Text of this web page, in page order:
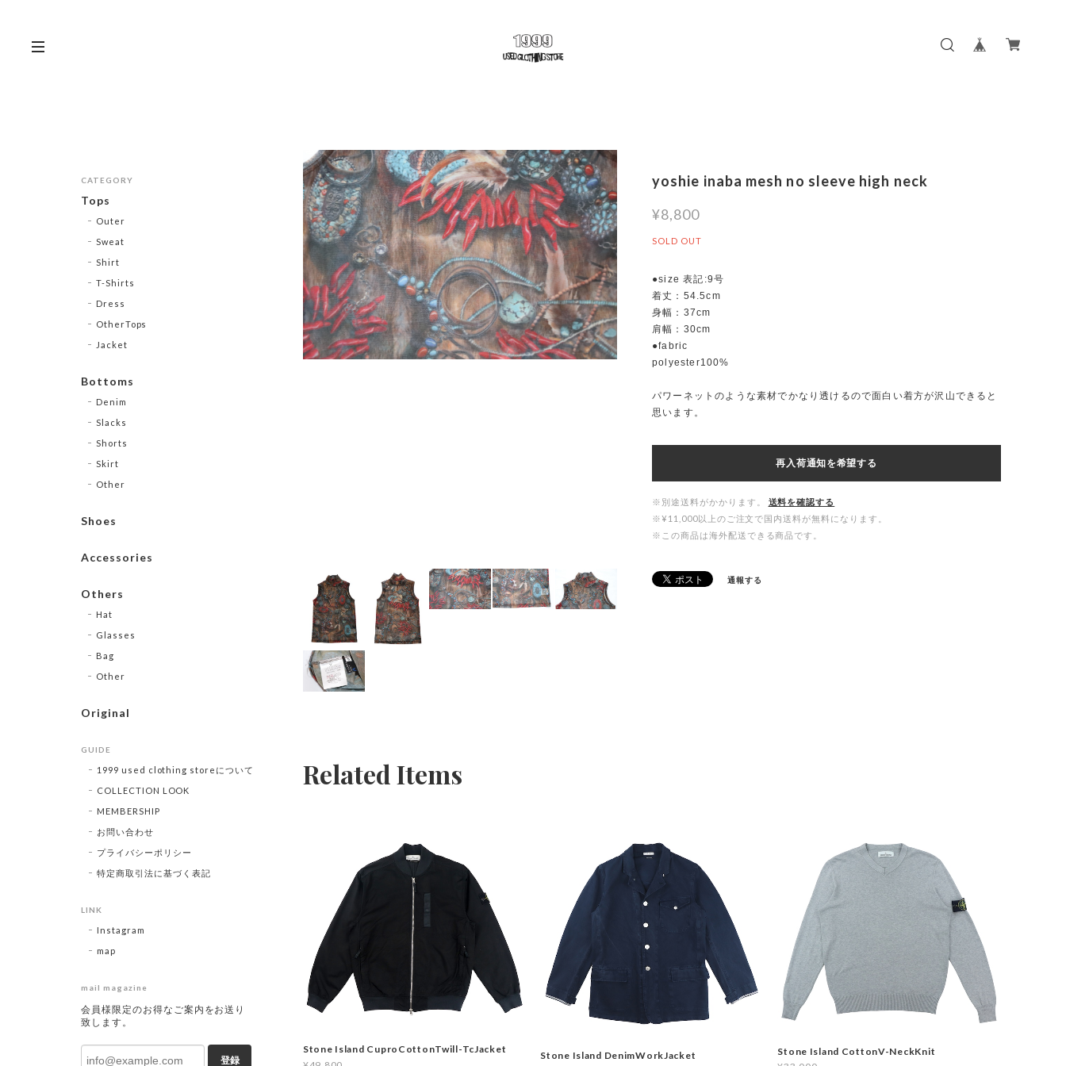
yoshie inaba mesh no sleeve high neck
¥8,800
SOLD OUT
●size 表記:9号
着丈：54.5cm
身幅：37cm
肩幅：30cm
●fabric
polyester100%
パワーネットのような素材でかなり透けるので面白い着方が沢山できると
思います。
再入荷通知を希望する
※別途送料がかかります。
送料を確認する
※¥11,000以上のご注文で国内送料が無料になります。
※この商品は海外配送できる商品です。
通報する
Related Items
Stone Island CuproCottonTwill-TcJacket
Stone Island DenimWorkJacket
Stone Island CottonV-NeckKnit
CATEGORY
Tops
Outer
Sweat
Shirt
T-Shirts
Dress
OtherTops
Jacket
Bottoms
Denim
Slacks
Shorts
Skirt
Other
Shoes
Accessories
Others
Hat
Glasses
Bag
Other
Original
GUIDE
1999 used clothing storeについて
COLLECTION LOOK
MEMBERSHIP
お問い合わせ
プライバシーポリシー
特定商取引法に基づく表記
LINK
Instagram
map
mail magazine
会員様限定のお得なご案内をお送り
致します。
登録